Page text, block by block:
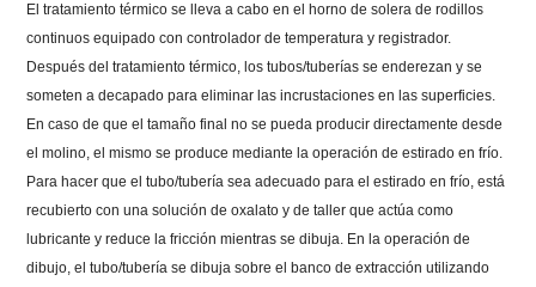
El tratamiento térmico se lleva a cabo en el horno de solera de rodillos
continuos equipado con controlador de temperatura y registrador.
Después del tratamiento térmico, los tubos/tuberías se enderezan y se
someten a decapado para eliminar las incrustaciones en las superficies.
En caso de que el tamaño final no se pueda producir directamente desde
el molino, el mismo se produce mediante la operación de estirado en frío.
Para hacer que el tubo/tubería sea adecuado para el estirado en frío, está
recubierto con una solución de oxalato y de taller que actúa como
lubricante y reduce la fricción mientras se dibuja. En la operación de
dibujo, el tubo/tubería se dibuja sobre el banco de extracción utilizando